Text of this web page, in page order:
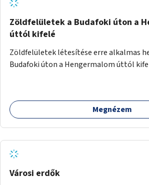
Zöldfelületek a Budafoki úton a
úttól kifelé
Zöldfelületek létesítése erre alkalmas
Budafoki úton a Hengermalom úttól
Megnézem
Városi erdők